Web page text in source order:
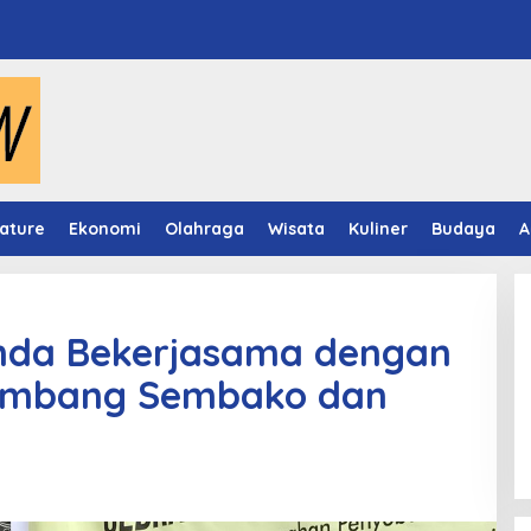
Ekonomi Olahraga Wisata Kuliner Budaya
Bekerjasama dengan
Sembako dan
Video Mapping Museum